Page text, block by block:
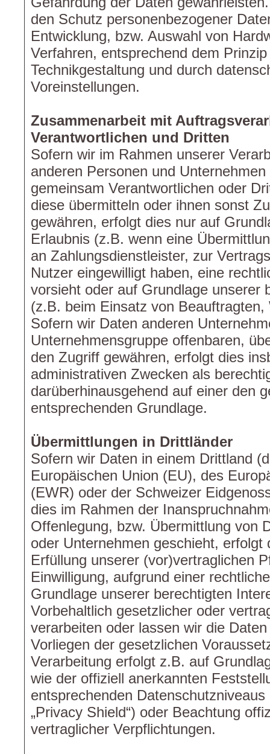
den Schutz personenbezogener
Entwicklung, bzw. Auswahl von
Verfahren, entsprechend dem
Technikgestaltung und durch
Voreinstellungen.
Zusammenarbeit mit
Verantwortlichen und Dritten
Sofern wir im Rahmen unserer
anderen Personen und
gemeinsam Verantwortlichen oder
diese übermitteln oder ihnen sonst
gewähren, erfolgt dies nur auf
Erlaubnis (z.B. wenn eine
an Zahlungsdienstleister, zur
Nutzer eingewilligt haben, eine
vorsieht oder auf Grundlage unserer
(z.B. beim Einsatz von
Sofern wir Daten anderen
Unternehmensgruppe offenbaren,
den Zugriff gewähren, erfolgt dies
administrativen Zwecken als
darüberhinausgehend auf einer den
entsprechenden Grundlage.
Übermittlungen in Drittländer
Sofern wir Daten in einem Drittland
Europäischen Union (EU), des
(EWR) oder der Schweizer
dies im Rahmen der
Offenlegung, bzw. Übermittlung von
oder Unternehmen geschieht, erfolgt
Erfüllung unserer (vor)vertraglichen
Einwilligung, aufgrund einer
Grundlage unserer berechtigten
Vorbehaltlich gesetzlicher oder
verarbeiten oder lassen wir die
Vorliegen der gesetzlichen
Verarbeitung erfolgt z.B. auf
wie der offiziell anerkannten
entsprechenden
„Privacy Shield“) oder Beachtung
vertraglicher Verpflichtungen.